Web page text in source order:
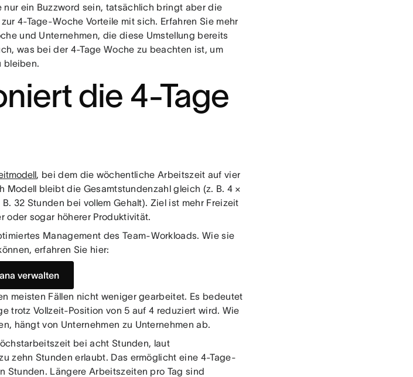
nur ein Buzzword sein, tatsächlich bringt aber die
4-Tage-Woche Vorteile mit sich. Erfahren Sie mehr
und Unternehmen, die diese Umstellung bereits
was bei der 4-Tage Woche zu beachten ist, um
bleiben.
die 4-Tage
, bei dem die wöchentliche Arbeitszeit auf vier
Modell bleibt die Gesamtstundenzahl gleich (z. B. 4 ×
32 Stunden bei vollem Gehalt). Ziel ist mehr Freizeit
sogar höherer Produktivität.
Management des Team-Workloads. Wie sie
erfahren Sie hier:
verwalten
meisten Fällen nicht weniger gearbeitet. Es bedeutet
trotz Vollzeit-Position von 5 auf 4 reduziert wird. Wie
hängt von Unternehmen zu Unternehmen ab.
bei acht Stunden, laut
zehn Stunden erlaubt. Das ermöglicht eine 4-Tage-
Stunden. Längere Arbeitszeiten pro Tag sind